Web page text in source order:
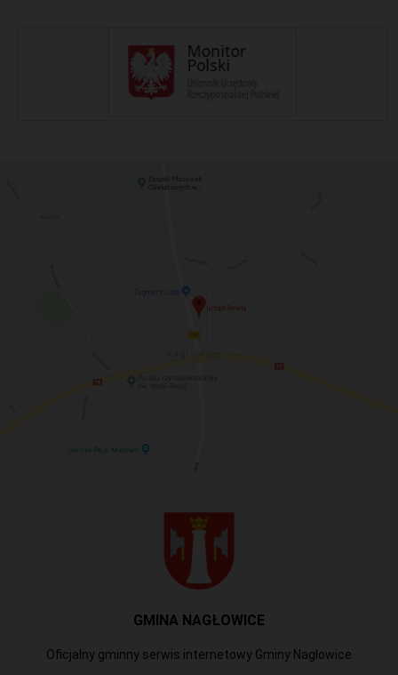
GMINA NAGŁOWICE
Oficjalny gminny serwis internetowy Gminy Nagłowice